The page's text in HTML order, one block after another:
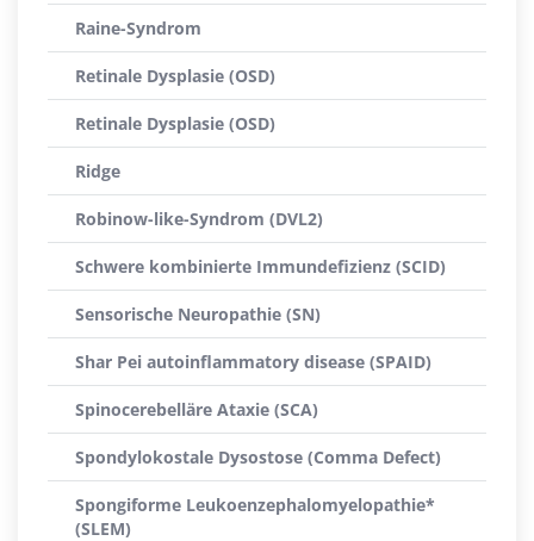
Raine-Syndrom
Retinale Dysplasie (OSD)
Retinale Dysplasie (OSD)
Ridge
Robinow-like-Syndrom (DVL2)
Schwere kombinierte Immundefizienz (SCID)
Sensorische Neuropathie (SN)
Shar Pei autoinflammatory disease (SPAID)
Spinocerebelläre Ataxie (SCA)
Spondylokostale Dysostose (Comma Defect)
Spongiforme Leukoenzephalomyelopathie*
(SLEM)